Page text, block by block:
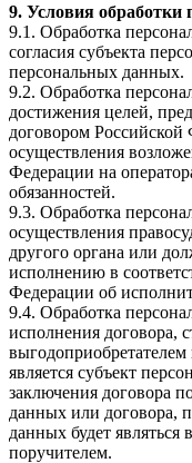
9. Условия
9.1. Обработка
согласия субъекта
персональных данных.
9.2. Обработка
достижения целей,
договором
осуществления
Федерации на
обязанностей.
9.3. Обработка
осуществления
другого органа или
исполнению в
Федерации об
9.4. Обработка
исполнения договора,
является субъект
заключения договора
данных или договора,
данных будет являться
поручителем.